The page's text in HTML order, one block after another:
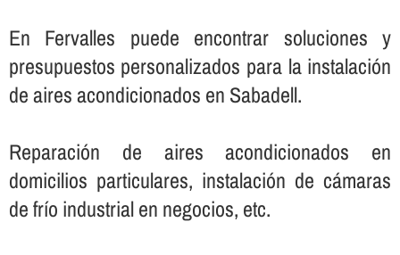
En Fervalles puede encontrar soluciones y
presupuestos personalizados para la instalación
de aires acondicionados en Sabadell.
Reparación de aires acondicionados en
domicilios particulares, instalación de cámaras
de frí­o industrial en negocios, etc.